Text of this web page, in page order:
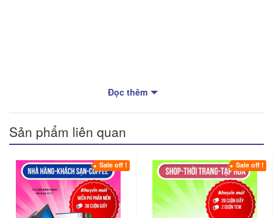
Đọc thêm
Sản phẩm liên quan
Sale off ! Sale off !